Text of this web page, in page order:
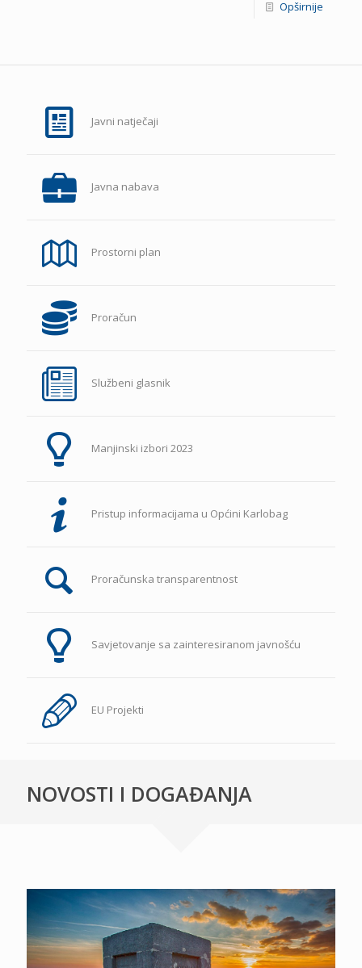
Opširnije
Javni natječaji
Javna nabava
Prostorni plan
Proračun
Službeni glasnik
Manjinski izbori 2023
Pristup informacijama u Općini Karlobag
Proračunska transparentnost
Savjetovanje sa zainteresiranom javnošću
EU Projekti
NOVOSTI I DOGAĐANJA